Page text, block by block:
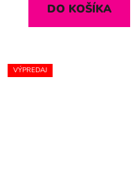
DO KOŠÍKA
VÝPREDAJ